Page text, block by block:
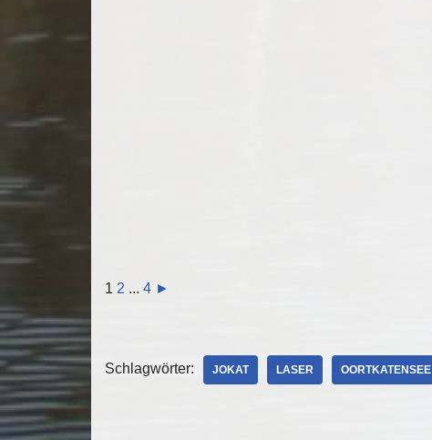
1 2 ... 4 ►
Schlagwörter: JOKAT LASER OORTKATENSEE